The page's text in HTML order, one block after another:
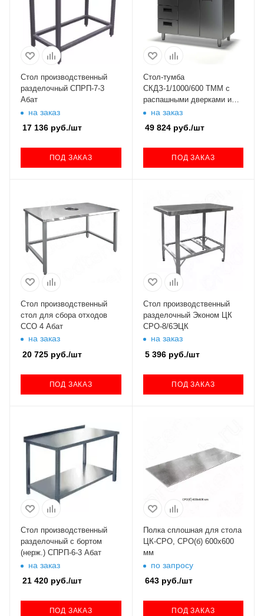
Стол производственный
разделочный СПРП-7-3
Абат
на заказ
17 136 руб./шт
ПОД ЗАКАЗ
Стол-тумба
СКДЗ-1/1000/600 ТММ с
распашными дверками и
тремя выдвижными
на заказ
49 824руб./шт
ПОД ЗАКАЗ
Стол производственный
стол для сбора отходов
ССО 4 Абат
на заказ
20 725 руб./шт
ПОД ЗАКАЗ
Стол производственный
разделочный Эконом ЦК
СРО-8/6ЭЦК
на заказ
5 396руб./шт
ПОД ЗАКАЗ
Стол производственный
разделочный с бортом
(нерж.) СПРП-6-3 Абат
на заказ
21 420 руб./шт
ПОД ЗАКАЗ
Полка сплошная для стола
ЦК-СРО, СРО(б) 600х600
мм
по запросу
643руб./шт
ПОД ЗАКАЗ